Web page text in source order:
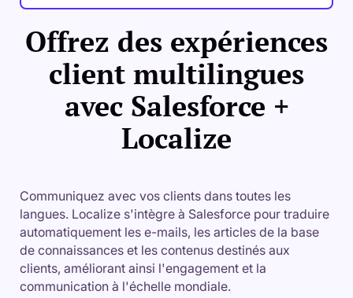
Offrez des expériences
client multilingues
avec Salesforce +
Localize
Communiquez avec vos clients dans toutes les
langues. Localize s'intègre à Salesforce pour traduire
automatiquement les e-mails, les articles de la base
de connaissances et les contenus destinés aux
clients, améliorant ainsi l'engagement et la
communication à l'échelle mondiale.